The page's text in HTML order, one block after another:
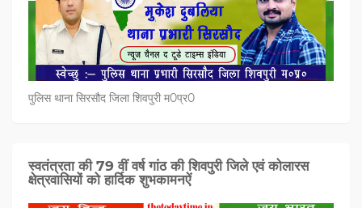
पुलिस थाना सिरसौद जिला शिवपुरी म0प्र0
स्वतंत्रता की 79 वीं वर्ष गांठ की शिवपुरी जिले एवं कोलारस
क्षेत्रवासियों को हार्दिक शुभकामनऐं